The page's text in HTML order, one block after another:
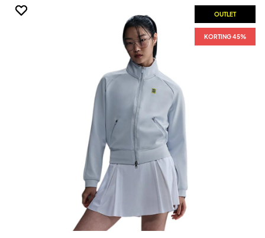
OUTLET
KORTING 45%
OUTLET
KORTING 45%